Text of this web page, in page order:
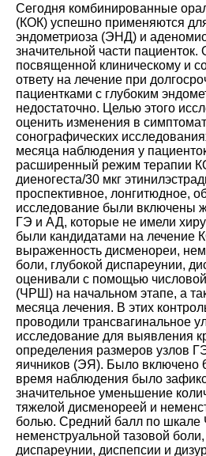
Сегодня комбинированные
(КОК) успешно применяются
эндометриоза (ЭНД) и
значительной части
посвященной клиническому и
ответу на лечение при
пациентками с глубоким
недостаточно. Целью этого
оценить изменения в
сонографических
месяца наблюдения у
расширенный режим терапии
диеногеста/30 мкг
проспективное, лонгитюдное,
исследование были включены
ГЭ и АД, которые не имели
были кандидатами на лечение
выраженность дисменореи,
боли, глубокой диспареунии,
оценивали с помощью
(ЧРШ) на начальном этапе, а
месяца лечения. В этих
проводили трансвагинальное
исследование для выявления
определения размеров узлов
яичников (ЭЯ). Было включено
время наблюдения было
значительное уменьшение
тяжелой дисменореей и
болью. Средний балл по
неменструальной тазовой боли,
диспареунии, диспепсии и